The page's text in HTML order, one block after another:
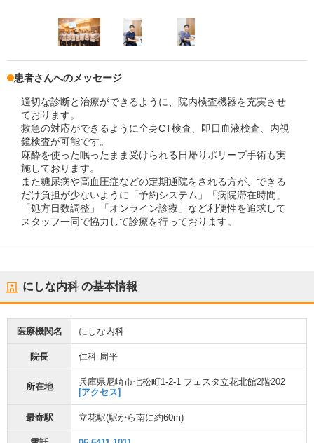
患者さんへのメッセージ
適切な診断と治療ができるように、院内検査機器を充実させ
ております。
救急の対応ができるように全身CT検査、即日血液検査、内視
鏡検査が可能です。
麻酔を使った眠ったまま受けられる日帰りポリープ手術も実
施しております。
また糖尿病や高血圧症などの定期通院をされる方が、できる
だけ負担が少ないように「予約システム」「病院滞在時間」
「処方日数調整」「オンライン診療」など利便性を追求して
スタッフ一同で協力して診療を行っております。
にしな内科の基本情報
医療機関名 にしな内科
院長 仁科 周平
所在地
兵庫県尼崎市七松町1-2-1 フェスタ立花北館2階202
[アクセス]
最寄駅 立花駅(駅から南に約60m)